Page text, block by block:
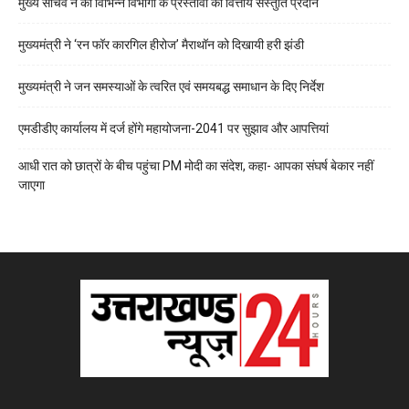
मुख्यमंत्री ने ‘रन फॉर कारगिल हीरोज’ मैराथॉन को दिखायी हरी झंडी
मुख्यमंत्री ने जन समस्याओं के त्वरित एवं समयबद्ध समाधान के दिए निर्देश
एमडीडीए कार्यालय में दर्ज होंगे महायोजना-2041 पर सुझाव और आपत्तियां
आधी रात को छात्रों के बीच पहुंचा PM मोदी का संदेश, कहा- आपका संघर्ष बेकार नहीं
जाएगा